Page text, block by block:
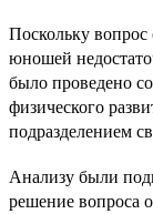
Поскольку
юношей
было проведено
физического
подразделением
Анализу были
решение вопроса